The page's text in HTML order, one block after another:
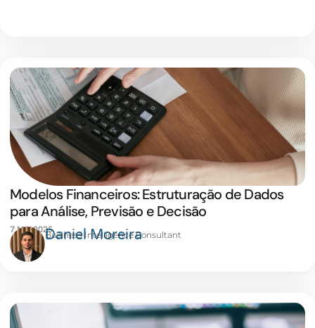
Modelos Financeiros: Estruturação de Dados
para Análise, Previsão e Decisão
7 MAI 2025Daniel Moreira
Business Intelligence Consultant